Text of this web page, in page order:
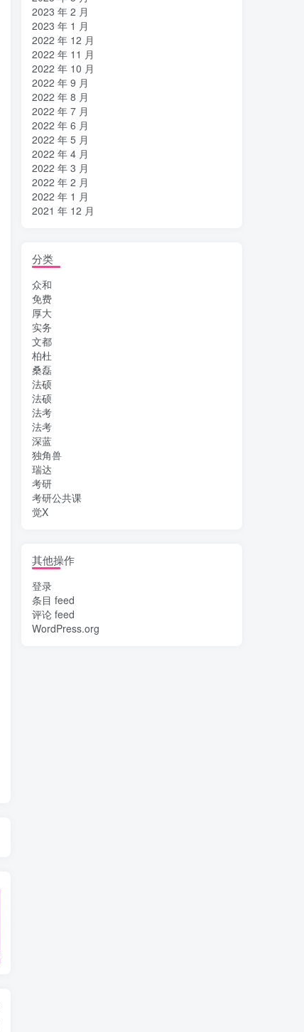
2023 年 2 月
2023 年 1 月
2022 年 12 月
2022 年 11 月
2022 年 10 月
2022 年 9 月
2022 年 8 月
2022 年 7 月
2022 年 6 月
2022 年 5 月
2022 年 4 月
2022 年 3 月
2022 年 2 月
2022 年 1 月
2021 年 12 月
分类
众和
免费
厚大
实务
文都
柏杜
桑磊
法硕
法硕
法考
法考
深蓝
独角兽
瑞达
考研
考研公共课
觉X
其他操作
登录
条目 feed
评论 feed
WordPress.org